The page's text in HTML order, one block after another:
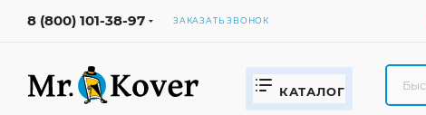
8 (800) 101-38-97 ЗАКАЗАТЬ ЗВОНОК
КАТАЛОГ